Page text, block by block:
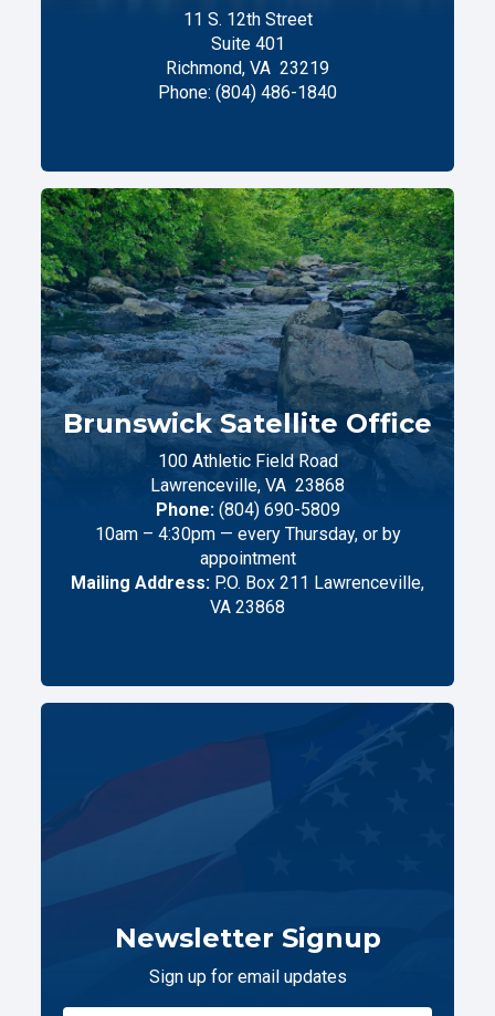
11 S. 12th Street
Suite 401
Richmond, VA 23219
Phone: (804) 486-1840
Brunswick Satellite Office
100 Athletic Field Road
Lawrenceville, VA 23868
Phone: (804) 690-5809
10am – 4:30pm — every Thursday, or by
appointment
Mailing Address: P.O. Box 211 Lawrenceville,
VA 23868
Newsletter Signup
Sign up for email updates